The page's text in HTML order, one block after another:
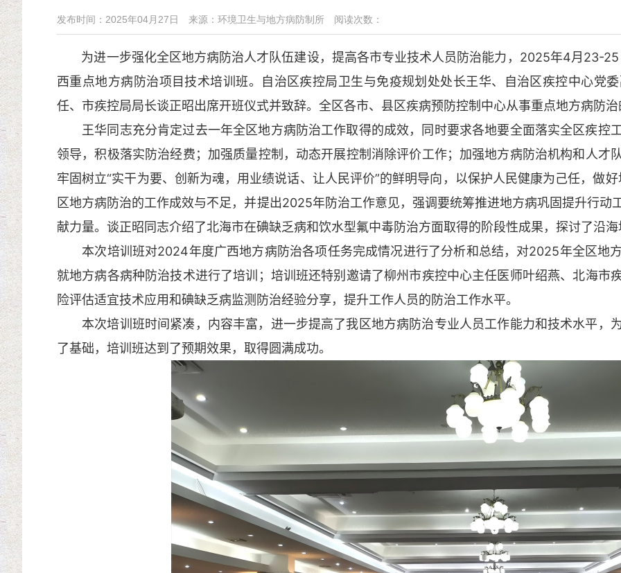
发布时间：2025年04月27日 来源：环境卫生与地方病防制所 阅读次数：
为进一步强化全区地方病防治人才队伍建设，提高各市专业技术人员防治能力，2025年4月23-
西重点地方病防治项目技术培训班。自治区疾控局卫生与免疫规划处处长王华、自治区疾控中心党
任、市疾控局局长谈正昭出席开班仪式并致辞。全区各市、县区疾病预防控制中心从事重点地方病防
王华同志充分肯定过去一年全区地方病防治工作取得的成效，同时要求各地要全面落实全区疾控
领导，积极落实防治经费；加强质量控制，动态开展控制消除评价工作；加强地方病防治机构和人才
牢固树立“实干为要、创新为魂，用业绩说话、让人民评价”的鲜明导向，以保护人民健康为己任，做
区地方病防治的工作成效与不足，并提出2025年防治工作意见，强调要统筹推进地方病巩固提升行动
献力量。谈正昭同志介绍了北海市在碘缺乏病和饮水型氟中毒防治方面取得的阶段性成果，探讨了沿
本次培训班对2024年度广西地方病防治各项任务完成情况进行了分析和总结，对2025年全区地
就地方病各病种防治技术进行了培训；培训班还特别邀请了柳州市疾控中心主任医师叶绍燕、北海市
险评估适宜技术应用和碘缺乏病监测防治经验分享，提升工作人员的防治工作水平。
本次培训班时间紧凑，内容丰富，进一步提高了我区地方病防治专业人员工作能力和技术水平，
了基础，培训班达到了预期效果，取得圆满成功。